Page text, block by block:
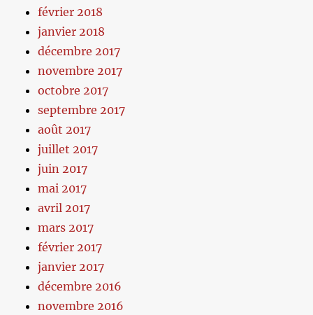
février 2018
janvier 2018
décembre 2017
novembre 2017
octobre 2017
septembre 2017
août 2017
juillet 2017
juin 2017
mai 2017
avril 2017
mars 2017
février 2017
janvier 2017
décembre 2016
novembre 2016